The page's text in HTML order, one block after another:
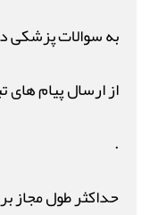
به سوالات پزشکی
از ارسال پیام های
.
حداکثر طول مجاز برای متن